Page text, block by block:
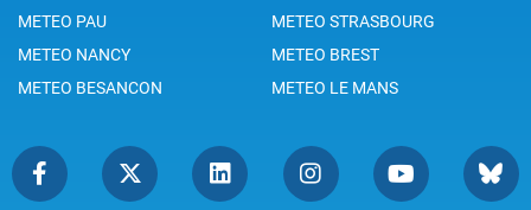
METEO PAU
METEO STRASBOURG
METEO NANCY
METEO BREST
METEO BESANCON
METEO LE MANS